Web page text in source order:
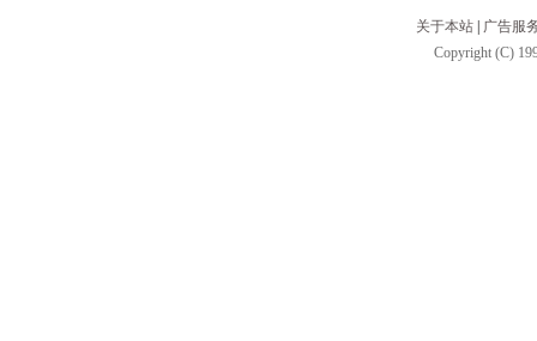
关于本站
广告服
Copyright (C)